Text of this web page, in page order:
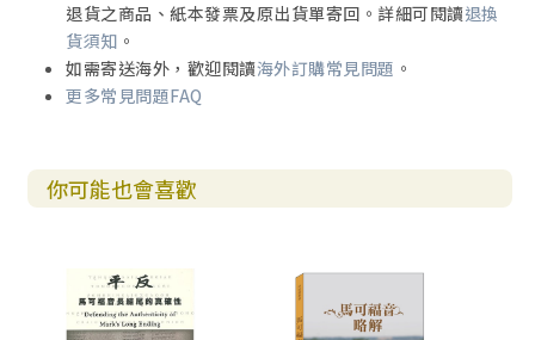
退貨之商品、紙本發票及原出貨單寄回。詳細可閱讀退換
貨須知 。
如需寄送海外，歡迎閱讀海外訂購常見問題 。
更多常見問題FAQ
你可能也會喜歡